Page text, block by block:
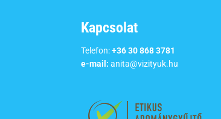
Kapcsolat
Telefon:+36 30 868 3781
e-mail: anita@vizityuk.hu